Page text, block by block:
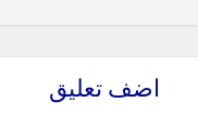
اضف تعليق